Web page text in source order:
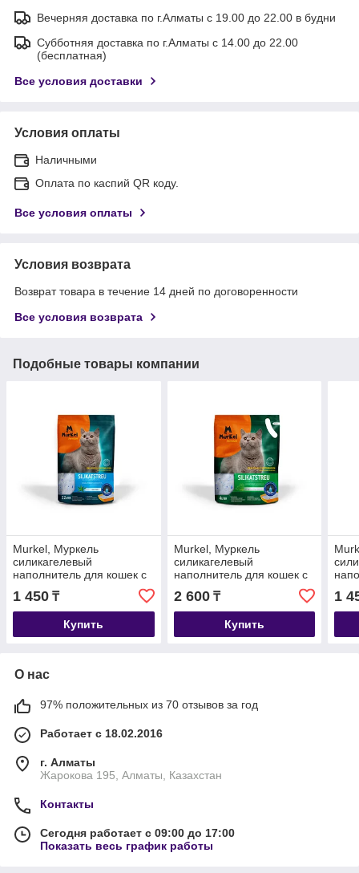
Вечерняя доставка по г.Алматы с 19.00 до 22.00 в будни
Субботняя доставка по г.Алматы с 14.00 до 22.00
(бесплатная)
Все условия доставки
Условия оплаты
Наличными
Оплата по каспий QR коду.
Все условия оплаты
Условия возврата
Возврат товара в течение 14 дней по договоренности
Все условия возврата
Подобные товары компании
Murkel, Муркель
силикагелевый
наполнитель для кошек с
ароматом алоэ вера, уп.
2,2л (1кг)
1 450 ₸
Купить
Murkel, Муркель
силикагелевый
наполнитель для кошек с
ароматом скошенной
травы, уп. 4л (1,8кг)
2 600₸
Купить
2,2л
1
О нас
97% положительных из 70 отзывов за год
Работает с 18.02.2016
г. Алматы
Жарокова 195, Алматы, Казахстан
Контакты
Сегодня работает с 09:00 до 17:00
Показать весь график работы